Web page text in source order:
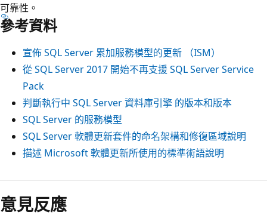
可靠性。
參考資料
宣佈 SQL Server 累加服務模型的更新 （ISM）
從 SQL Server 2017 開始不再支援 SQL Server Service
Pack
判斷執行中 SQL Server 資料庫引擎 的版本和版本
SQL Server 的服務模型
SQL Server 軟體更新套件的命名架構和修復區域說明
描述 Microsoft 軟體更新所使用的標準術語說明
意見反應